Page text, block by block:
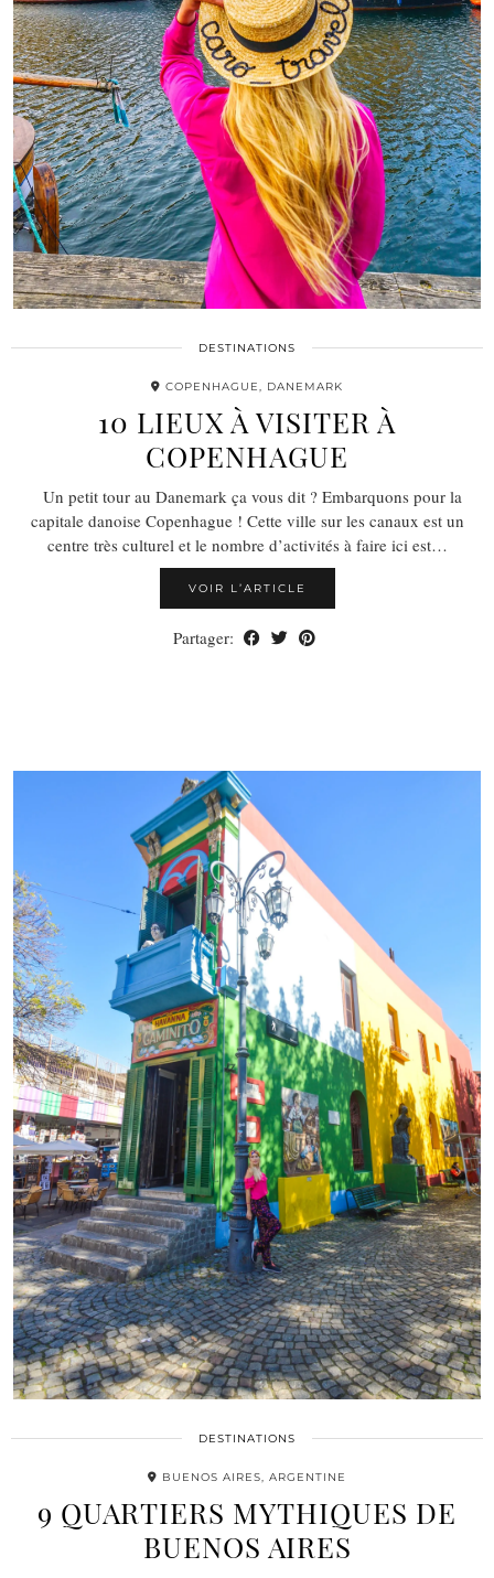
DESTINATIONS
COPENHAGUE, DANEMARK
10 LIEUX À VISITER À
COPENHAGUE
Un petit tour au Danemark ça vous dit ? Embarquons pour la
capitale danoise Copenhague ! Cette ville sur les canaux est un
centre très culturel et le nombre d’activités à faire ici est…
VOIR L’ARTICLE
Partager:
DESTINATIONS
BUENOS AIRES, ARGENTINE
9 QUARTIERS MYTHIQUES DE
BUENOS AIRES